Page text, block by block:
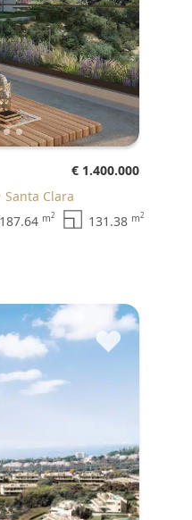
€ 1.400.000
Santa Clara
187.64 m2 131.38 m2
♥